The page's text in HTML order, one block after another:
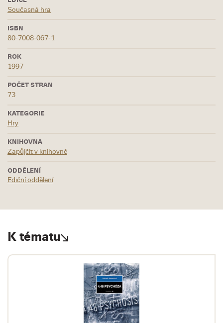
Současná hra
ISBN
80-7008-067-1
ROK
1997
POČET STRAN
73
KATEGORIE
Hry
KNIHOVNA
Zapůjčit v knihovně
ODDĚLENÍ
Ediční oddělení
K tématu